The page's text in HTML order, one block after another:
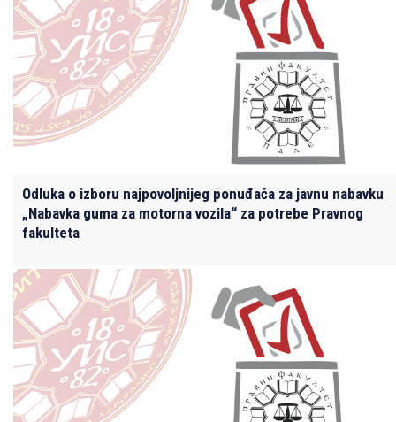
Odluka o izboru najpovoljnijeg ponuđača za javnu nabavku
„Nabavka guma za motorna vozila“ za potrebe Pravnog
fakulteta